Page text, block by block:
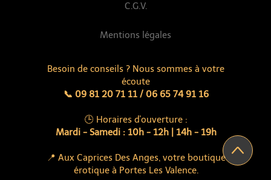
Besoin de conseils ? Nous sommes à votre
écoute
📞 09 81 20 71 11 / 06 65 74 91 16
🕒 Horaires d'ouverture :
Mardi - Samedi : 10h - 12h | 14h - 19h
📍 Aux Caprices Des Anges, votre boutique
érotique à Portes Les Valence.
Mentions légales
C.G.V.